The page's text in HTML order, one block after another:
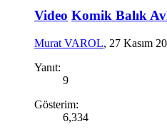
Video Komik Balık
Murat VAROL, 27 Kasım
Yanıt:
9
Gösterim:
6,334